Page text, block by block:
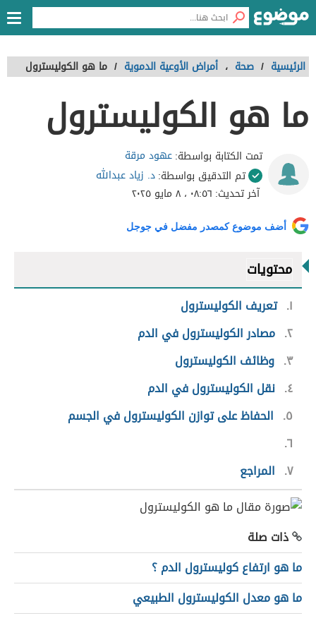
الرئيسية / صحة ، أمراض الأوعية الدموية / ما هو الكوليسترول
ما هو الكوليسترول
تمت الكتابة بواسطة:عهود مرقة
تم التدقيق بواسطة:د. زياد عبدالله
آخر تحديث: ٠٨:٥٦ ، ٨ مايو ٢٠٢٥
أضف موضوع كمصدر مفضل في جوجل
محتويات
١ تعريف الكوليسترول
٢ مصادر الكوليسترول في الدم
٣ وظائف الكوليسترول
٤ نقل الكوليسترول في الدم
٥
الحفاظ على توازن الكوليسترول في الجسم
٦
٧ المراجع
ذات صلة
ما هو ارتفاع كوليسترول الدم ؟
ما هو معدل الكوليسترول الطبيعي